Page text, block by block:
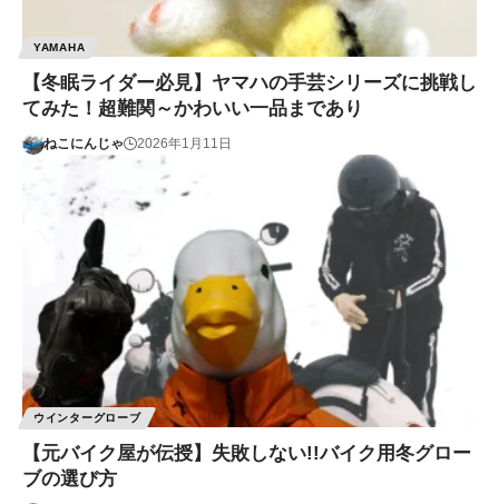
YAMAHA
【冬眠ライダー必見】ヤマハの手芸シリーズに挑戦し
てみた！超難関～かわいい一品まであり
ねこにんじゃ 2026年1月11日
ウインターグローブ
【元バイク屋が伝授】失敗しない!!バイク用冬グロー
ブの選び方